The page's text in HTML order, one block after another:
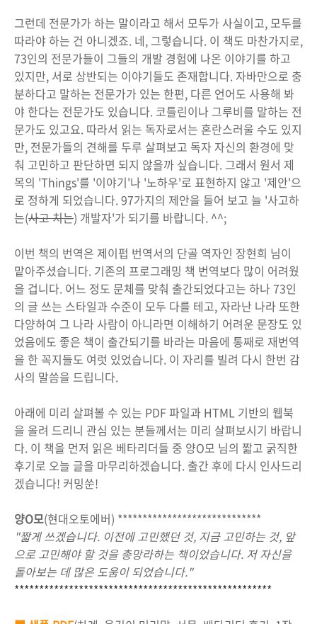
그런데 전문가가 하는 말이라고 해서 모두가 사실이고, 모두를
따라야 하는 건 아니겠죠. 네, 그렇습니다. 이 책도 마찬가지로,
73인의 전문가들이 그들의 개발 경험에 나온 이야기를 하고
있지만, 서로 상반되는 이야기들도 존재합니다. 자바만으로 충
분하다고 말하는 전문가가 있는 한편, 다른 언어도 사용해 봐
야 한다는 전문가도 있습니다. 코틀린이나 그루비를 말하는 전
문가도 있고요. 따라서 읽는 독자로서는 혼란스러울 수도 있지
만, 전문가들의 견해를 두루 살펴보고 독자 자신의 환경에 맞
춰 고민하고 판단하면 되지 않을까 싶습니다. 그래서 원서 제
목의 'Things'를 '이야기'나 '노하우'로 표현하지 않고 '제안'으
로 정하게 되었습니다. 97가지의 제안을 들어 보고 늘 '사고하
는(사고 치는) 개발자'가 되기를 바랍니다. ^^;
이번 책의 번역은 제이펍 번역서의 단골 역자인 장현희 님이
맡아주셨습니다. 기존의 프로그래밍 책 번역보다 많이 어려웠
을 겁니다. 어느 정도 문체를 맞춰 출간되었다고는 하나 73인
의 글 쓰는 스타일과 수준이 모두 다를 테고, 자라난 나라 또한
다양하여 그 나라 사람이 아니라면 이해하기 어려운 문장도 있
었음에도 좋은 책이 출간되기를 바라는 마음에 통째로 재번역
을 한 꼭지들도 여럿 있었습니다. 이 자리를 빌려 다시 한번 감
사의 말씀을 드립니다.
아래에 미리 살펴볼 수 있는 PDF 파일과 HTML 기반의 웹북
을 올려 드리니 관심 있는 분들께서는 미리 살펴보시기 바랍니
다. 이 책을 먼저 읽은 베타리더들 중 양O모 님의 짧고 굵직한
후기로 오늘 글을 마무리하겠습니다. 출간 후에 다시 인사드리
겠습니다! 커밍쑨!
양O모(현대오토에버) *****************************
"짧게 쓰겠습니다. 이전에 고민했던 것, 지금 고민하는 것, 앞
으로 고민해야 할 것을 총망라하는 책이었습니다. 저 자신을
돌아보는 데 많은 도움이 되었습니다."
****************************************************